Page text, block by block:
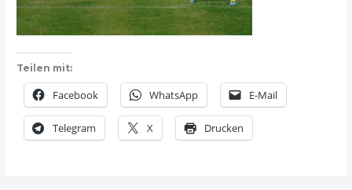
Teilen mit:
Facebook WhatsApp E-Mail
Telegram X Drucken